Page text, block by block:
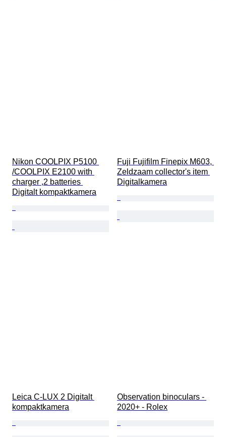
Nikon COOLPIX P5100
/COOLPIX E2100 with
charger ,2 batteries
Digitalt kompaktkamera
Fuji Fujifilm Finepix M603,
Zeldzaam collector's item
Digitalkamera
Leica C-LUX 2 Digitalt
kompaktkamera
Observation binoculars -
2020+ - Rolex